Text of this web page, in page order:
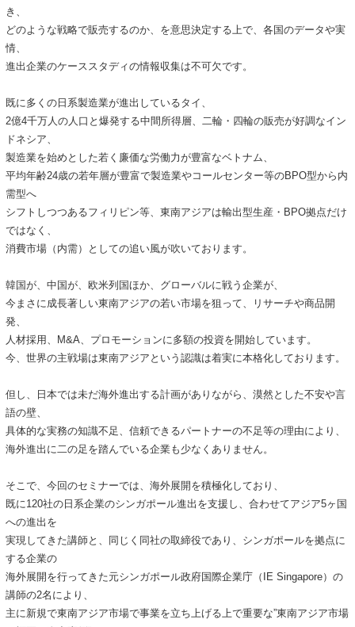
き、
どのような戦略で販売するのか、を意思決定する上で、各国のデータや実
情、
進出企業のケーススタディの情報収集は不可欠です。
既に多くの日系製造業が進出しているタイ、
2億4千万人の人口と爆発する中間所得層、二輪・四輪の販売が好調なイン
ドネシア、
製造業を始めとした若く廉価な労働力が豊富なベトナム、
平均年齢24歳の若年層が豊富で製造業やコールセンター等のBPO型から内
需型へ
シフトしつつあるフィリピン等、東南アジアは輸出型生産・BPO拠点だけ
ではなく、
消費市場（内需）としての追い風が吹いております。
韓国が、中国が、欧米列国ほか、グローバルに戦う企業が、
今まさに成長著しい東南アジアの若い市場を狙って、リサーチや商品開
発、
人材採用、M&A、プロモーションに多額の投資を開始しています。
今、世界の主戦場は東南アジアという認識は着実に本格化しております。
但し、日本では未だ海外進出する計画がありながら、漠然とした不安や言
語の壁、
具体的な実務の知識不足、信頼できるパートナーの不足等の理由により、
海外進出に二の足を踏んでいる企業も少なくありません。
そこで、今回のセミナーでは、海外展開を積極化しており、
既に120社の日系企業のシンガポール進出を支援し、合わせてアジア5ヶ国
への進出を
実現してきた講師と、同じく同社の取締役であり、シンガポールを拠点に
する企業の
海外展開を行ってきた元シンガポール政府国際企業庁（IE Singapore）の
講師の2名により、
主に新規で東南アジア市場で事業を立ち上げる上で重要な”東南アジア市場